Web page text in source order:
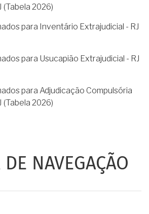
(Tabela 2026)
para Inventário Extrajudicial - RJ
para Usucapião Extrajudicial - RJ
para Adjudicação Compulsória
(Tabela 2026)
NAVEGAÇÃO